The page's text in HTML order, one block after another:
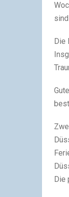
Die
Die